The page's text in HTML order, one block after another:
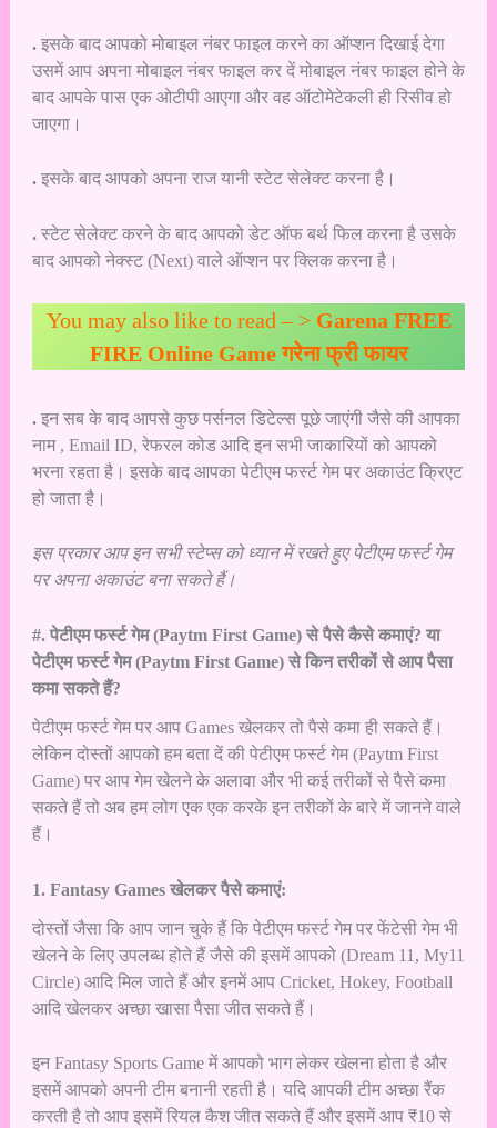
. इसके बाद आपको मोबाइल नंबर फाइल करने का ऑप्शन दिखाई देगा
उसमें आप अपना मोबाइल नंबर फाइल कर दें मोबाइल नंबर फाइल होने के
बाद आपके पास एक ओटीपी आएगा और वह ऑटोमेटेकली ही रिसीव हो
जाएगा।
.इसके बाद आपको अपना राज यानी स्टेट सेलेक्ट करना है।
. स्टेट सेलेक्ट करने के बाद आपको डेट ऑफ बर्थ फिल करना है उसके
बाद आपको नेक्स्ट (Next) वाले ऑप्शन पर क्लिक करना है।
You may also like to read – > Garena FREE
FIRE Online Game गरेना फ्री फायर
.इन सब के बाद आपसे कुछ पर्सनल डिटेल्स पूछे जाएंगी जैसे की आपका
नाम , Email ID, रेफरल कोड आदि इन सभी जाकारियों को आपको
भरना रहता है। इसके बाद आपका पेटीएम फर्स्ट गेम पर अकाउंट क्रिएट
हो जाता है।
इस प्रकार आप इन सभी स्टेप्स को ध्यान में रखते हुए पेटीएम फर्स्ट गेम
पर अपना अकाउंट बना सकते हैं।
#. पेटीएम फर्स्ट गेम (Paytm First Game) से पैसे कैसे कमाएं? या
पेटीएम फर्स्ट गेम (Paytm First Game) से किन तरीकों से आप पैसा
कमा सकते हैं?
पेटीएम फर्स्ट गेम पर आप Games खेलकर तो पैसे कमा ही सकते हैं।
लेकिन दोस्तों आपको हम बता दें की पेटीएम फर्स्ट गेम (Paytm First
Game) पर आप गेम खेलने के अलावा और भी कई तरीकों से पैसे कमा
सकते हैं तो अब हम लोग एक एक करके इन तरीकों के बारे में जानने वाले
हैं।
1. Fantasy Games खेलकर पैसे कमाएं:
दोस्तों जैसा कि आप जान चुके हैं कि पेटीएम फर्स्ट गेम पर फेंटेसी गेम भी
खेलने के लिए उपलब्ध होते हैं जैसे की इसमें आपको (Dream 11, My11
Circle) आदि मिल जाते हैं और इनमें आप Cricket, Hokey, Football
आदि खेलकर अच्छा खासा पैसा जीत सकते हैं।
इन Fantasy Sports Game में आपको भाग लेकर खेलना होता है और
इसमें आपको अपनी टीम बनानी रहती है। यदि आपकी टीम अच्छा रैंक
करती है तो आप इसमें रियल कैश जीत सकते हैं और इसमें आप ₹10 से